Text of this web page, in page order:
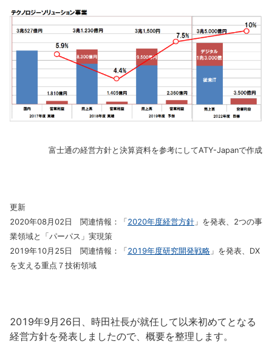
富士通の経営方針と決算資料を参考にしてATY-Japanで作成
更新
2020年08月02日 関連情報：「2020年度経営方針 」を発表、2つの事
業領域と「パーパス」実現策
2019年10月25日 関連情報：「2019年度研究開発戦略 」を発表、DX
を支える重点７技術領域
2019年9月26日、時田社長が就任して以来初めてとなる
経営方針を発表しましたので、概要を整理します。